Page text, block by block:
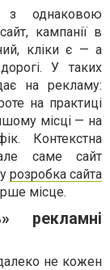
з однаковою
кампанії в
кліки є — а
У таких
на рекламу:
на практиці
місці — на
Контекстна
саме сайт
розробка сайта
місце.
рекламні
не кожен